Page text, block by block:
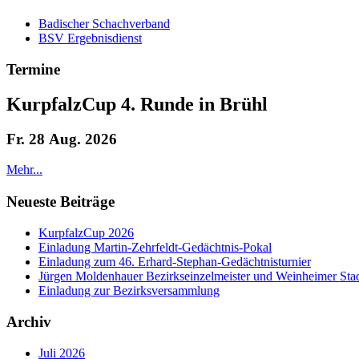
Badischer Schachverband
BSV Ergebnisdienst
Termine
KurpfalzCup 4. Runde in Brühl
Fr. 28 Aug. 2026
Mehr...
Neueste Beiträge
KurpfalzCup 2026
Einladung Martin-Zehrfeldt-Gedächtnis-Pokal
Einladung zum 46. Erhard-Stephan-Gedächtnisturnier
Jürgen Moldenhauer Bezirkseinzelmeister und Weinheimer
Einladung zur Bezirksversammlung
Archiv
Juli 2026